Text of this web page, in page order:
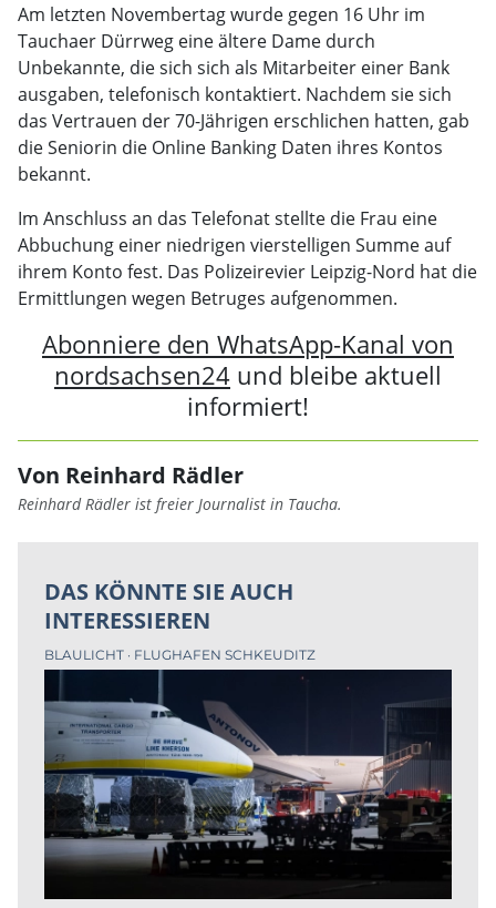
Am letzten Novembertag wurde gegen 16 Uhr im
Tauchaer Dürrweg eine ältere Dame durch
Unbekannte, die sich sich als Mitarbeiter einer Bank
ausgaben, telefonisch kontaktiert. Nachdem sie sich
das Vertrauen der 70-Jährigen erschlichen hatten, gab
die Seniorin die Online Banking Daten ihres Kontos
bekannt.
Im Anschluss an das Telefonat stellte die Frau eine
Abbuchung einer niedrigen vierstelligen Summe auf
ihrem Konto fest. Das Polizeirevier Leipzig-Nord hat die
Ermittlungen wegen Betruges aufgenommen.
Abonniere den WhatsApp-Kanal von
nordsachsen24 und bleibe aktuell
informiert!
Von Reinhard Rädler
Reinhard Rädler ist freier Journalist in Taucha.
DAS KÖNNTE SIE AUCH
INTERESSIEREN
BLAULICHT FLUGHAFEN SCHKEUDITZ